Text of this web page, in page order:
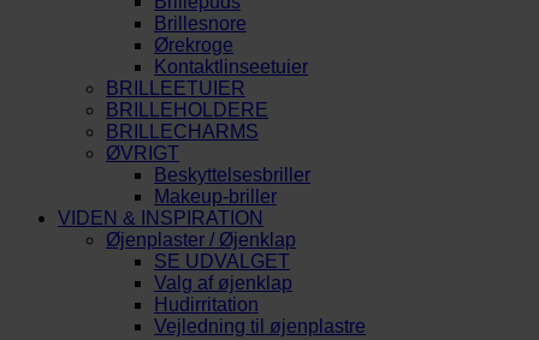
Brillesnore
Ørekroge
Kontaktlinseetuier
BRILLEETUIER
BRILLEHOLDERE
BRILLECHARMS
ØVRIGT
Beskyttelsesbriller
Makeup-briller
VIDEN & INSPIRATION
Øjenplaster / Øjenklap
SE UDVALGET
Valg af øjenklap
Hudirritation
Vejledning til øjenplastre